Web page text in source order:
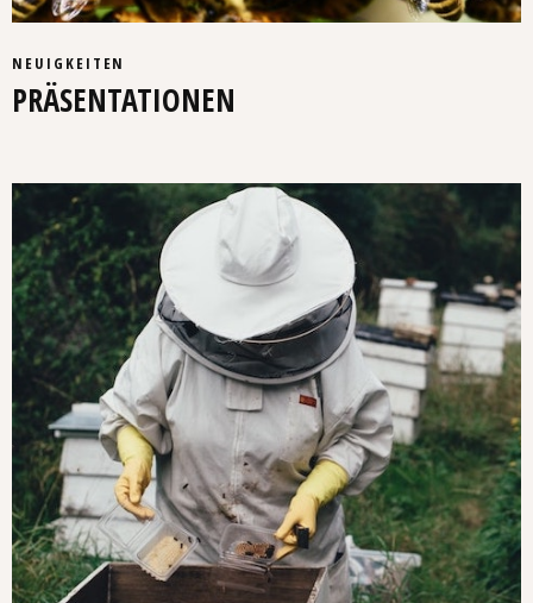
NEUIGKEITEN
PRÄSENTATIONEN